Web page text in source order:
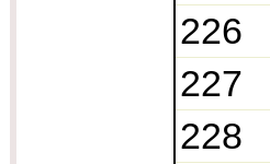
226
227
228